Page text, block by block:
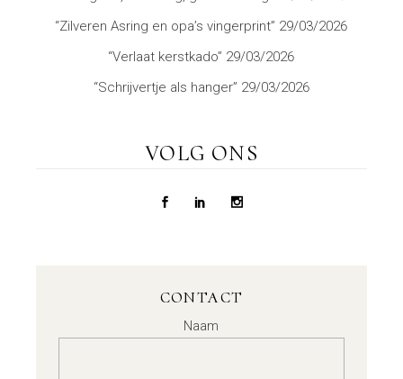
“Zilveren Asring en opa’s vingerprint” 29/03/2026
“Verlaat kerstkado” 29/03/2026
“Schrijvertje als hanger” 29/03/2026
VOLG ONS
CONTACT
Naam